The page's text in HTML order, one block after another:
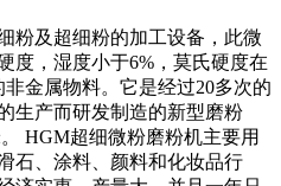
粉及超细粉的加工设备，此微
度，湿度小于6%，莫氏硬度在
金属物料。它是经过20多次的
生产而研发制造的新型磨粉
HGM超细微粉磨粉机主要用
石、涂料、颜料和化妆品行